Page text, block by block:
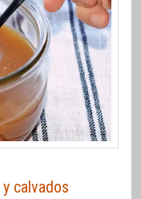
calvados